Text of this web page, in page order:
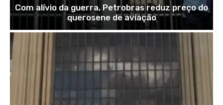
Com alívio da guerra, Petrobras reduz preço do
querosene de aviação